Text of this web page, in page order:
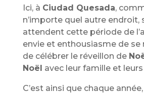
Ici, à Ciudad Quesada,
n’importe quel autre endroit,
attendent cette période de
envie et enthousiasme de se
de célébrer le réveillon de
Noël avec leur famille et
C’est ainsi que chaque